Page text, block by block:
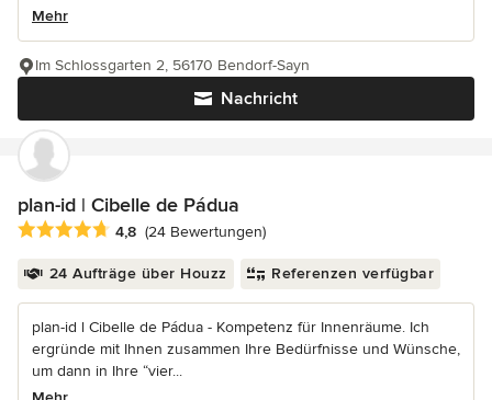
Mehr
Nachricht
Im Schlossgarten 2, 56170 Bendorf-Sayn
plan-id | Cibelle de Pádua
Durchschnittliche Bewertung: 4.8 von 5 Sternen
4,8 (24 Bewertungen)
24 Aufträge über Houzz Referenzen verfügbar
plan-id l Cibelle de Pádua - Kompetenz für Innenräume. Ich
ergründe mit Ihnen zusammen Ihre Bedürfnisse und Wünsche,
um dann in Ihre “vier...